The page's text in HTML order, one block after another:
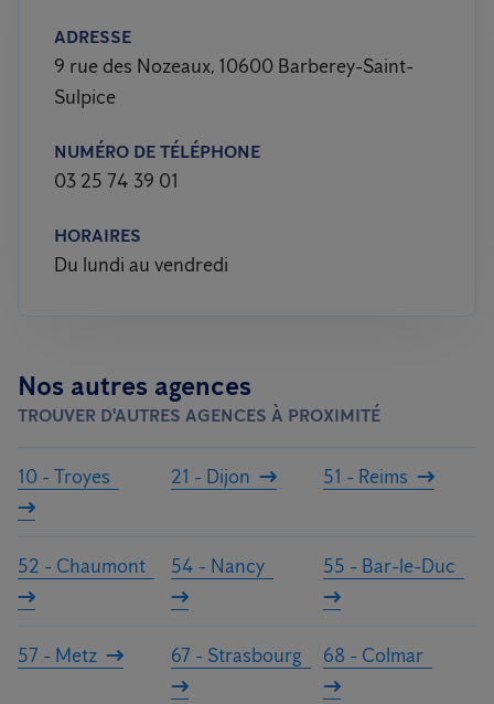
ADRESSE
9 rue des Nozeaux, 10600 Barberey-Saint-
Sulpice
NUMÉRO DE TÉLÉPHONE
03 25 74 39 01
HORAIRES
Du lundi au vendredi
Nos autres agences
TROUVER D'AUTRES AGENCES À PROXIMITÉ
10 - Troyes 21 - Dijon 51 - Reims
52 - Chaumont 54 - Nancy 55 - Bar-le-Duc
57 - Metz 67 - Strasbourg 68 - Colmar